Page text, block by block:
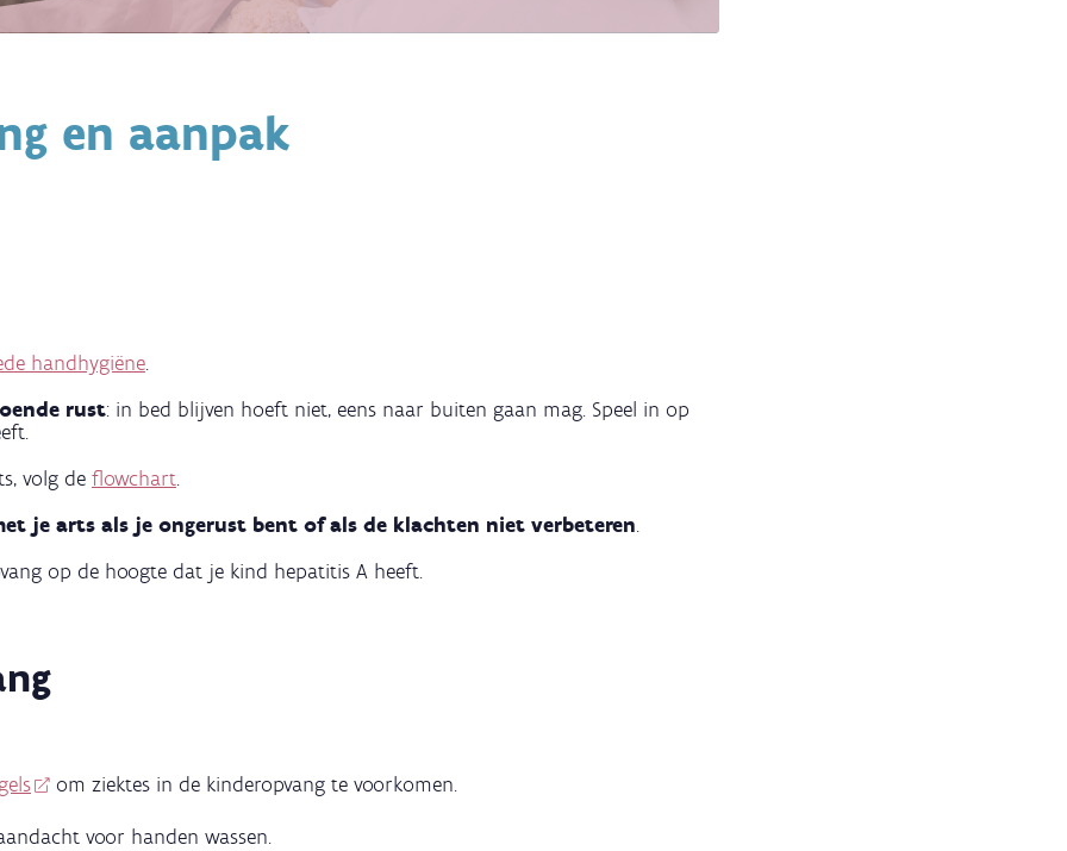
en aanpak
handhygiëne.
rust: in bed blijven hoeft niet, eens naar buiten gaan mag. Speel in op
volg de flowchart.
je arts als je ongerust bent of als de klachten niet verbeteren.
op de hoogte dat je kind hepatitis A heeft.
om ziektes in de kinderopvang te voorkomen.
voor handen wassen.